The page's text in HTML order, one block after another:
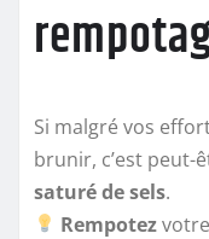
Si malgré vos
brunir, c’est peut-
saturé de sels.
Rempotez